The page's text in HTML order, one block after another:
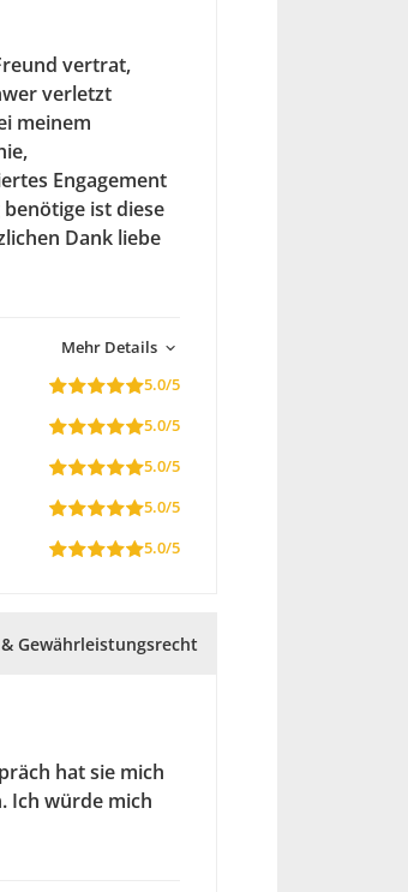
vertrat,
verletzt
meinem
Engagement
ist diese
Dank liebe
Mehr Details
5.0/5
5.0/5
5.0/5
5.0/5
5.0/5
Gewährleistungsrecht
hat sie mich
Ich würde mich